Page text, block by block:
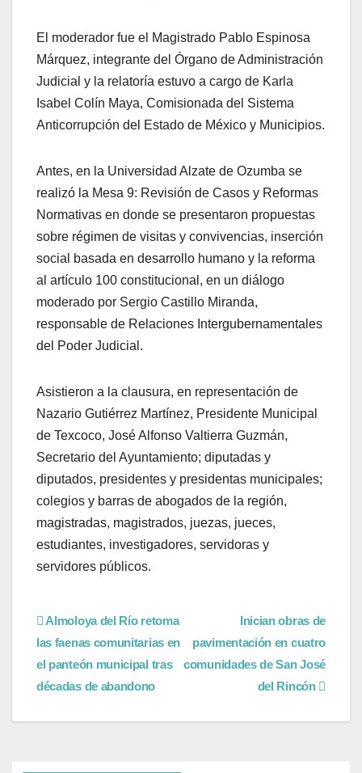
El moderador fue el Magistrado Pablo Espinosa
Márquez, integrante del Órgano de Administración
Judicial y la relatoría estuvo a cargo de Karla
Isabel Colín Maya, Comisionada del Sistema
Anticorrupción del Estado de México y Municipios.
Antes, en la Universidad Alzate de Ozumba se
realizó la Mesa 9: Revisión de Casos y Reformas
Normativas en donde se presentaron propuestas
sobre régimen de visitas y convivencias, inserción
social basada en desarrollo humano y la reforma
al artículo 100 constitucional, en un diálogo
moderado por Sergio Castillo Miranda,
responsable de Relaciones Intergubernamentales
del Poder Judicial.
Asistieron a la clausura, en representación de
Nazario Gutiérrez Martínez, Presidente Municipal
de Texcoco, José Alfonso Valtierra Guzmán,
Secretario del Ayuntamiento; diputadas y
diputados, presidentes y presidentas municipales;
colegios y barras de abogados de la región,
magistradas, magistrados, juezas, jueces,
estudiantes, investigadores, servidoras y
servidores públicos.
Inician obras de
pavimentación en cuatro
comunidades de San José
del Rincón
Almoloya del Río retoma
las faenas comunitarias en
el panteón municipal tras
décadas de abandono